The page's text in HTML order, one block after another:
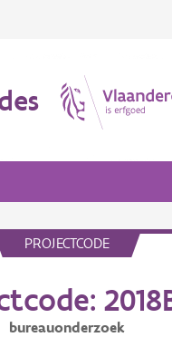
PROJECTCODE
bureauonderzoek